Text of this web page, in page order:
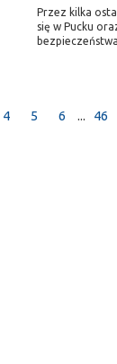
Przez kilka
się w Pucku
4 5 6 ... 46